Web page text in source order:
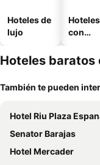
Hoteles de
lujo
Hoteles
con
Hoteles baratos
También te pueden
Hotel Riu Plaza
Senator Barajas
Hotel Mercader